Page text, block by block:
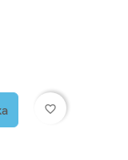
favorite_border